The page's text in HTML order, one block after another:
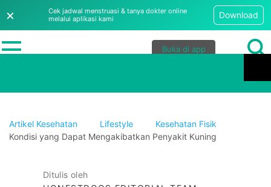
Artikel Kesehatan Lifestyle
Kesehatan Fisik
Ditulis oleh
Ditinjau oleh